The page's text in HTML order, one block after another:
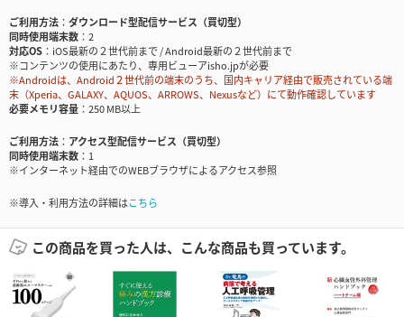
ご利用方法
ダウンロード型配信サービス（買切型）
同時使用端末数
2
対応OS
iOS最新の２世代前まで / Android最新の２世代前まで
※コンテンツの使用にあたり、専用ビューアisho.jpが必要
※Androidは、Android２世代前の端末のうち、国内キャリア経由で販売されている端
末（Xperia、GALAXY、AQUOS、ARROWS、Nexusなど）にて動作確認しています
必要メモリ容量
250 MB以上
ご利用方法
アクセス型配信サービス（買切型）
同時使用端末数
1
※インターネット経由でのWEBブラウザによるアクセス参照
※導入・利用方法の詳細はこちら
この商品を買った人は、こんな商品も買っています。